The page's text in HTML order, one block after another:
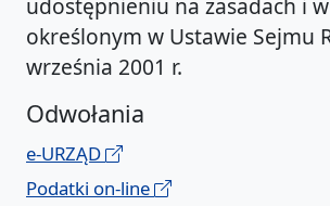
udostępnieniu na zasadach i
określonym w Ustawie Sejmu
września 2001 r.
Odwołania
e-URZĄD
Podatki on-line